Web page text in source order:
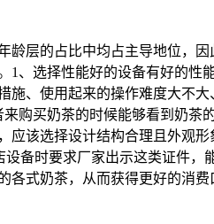
层的占比中均占主导地位，
选择性能好的设备有好的性
、使用起来的操作难度大不
购买奶茶的时候能够看到奶
该选择设计结构合理且外观
备时要求厂家出示这类证件，
式奶茶，从而获得更好的消